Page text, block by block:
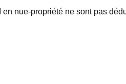
nue-propriété ne sont pas